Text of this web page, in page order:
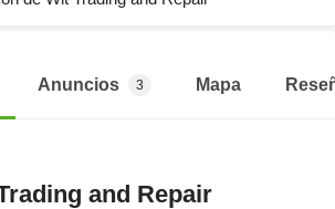
Anuncios 3 Mapa
and Repair